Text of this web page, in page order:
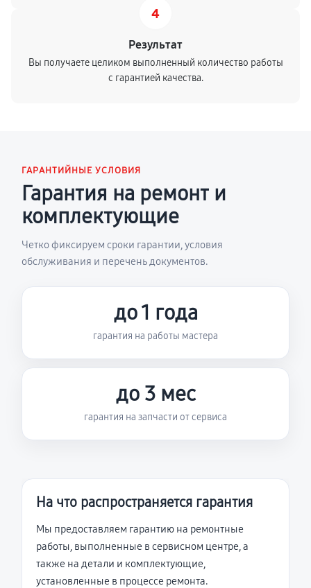
4
Результат
Вы получаете целиком выполненный количество работы
с гарантией качества.
ГАРАНТИЙНЫЕ УСЛОВИЯ
Гарантия на ремонт и
комплектующие
Четко фиксируем сроки гарантии, условия
обслуживания и перечень документов.
до 1 года
гарантия на работы мастера
до 3 мес
гарантия на запчасти от сервиса
На что распространяется гарантия
Мы предоставляем гарантию на ремонтные
работы, выполненные в сервисном центре, а
также на детали и комплектующие,
установленные в процессе ремонта.